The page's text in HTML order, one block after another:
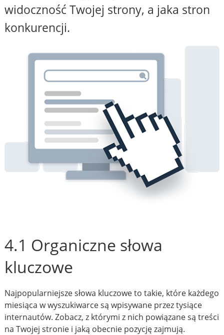
widoczność Twojej strony, a jaka stron
konkurencji.
4.1 Organiczne słowa
kluczowe
Najpopularniejsze słowa kluczowe to takie, które każdego
miesiąca w wyszukiwarce są wpisywane przez tysiące
internautów. Zobacz, z którymi z nich powiązane są treści
na Twojej stronie i jaką obecnie pozycję zajmują.